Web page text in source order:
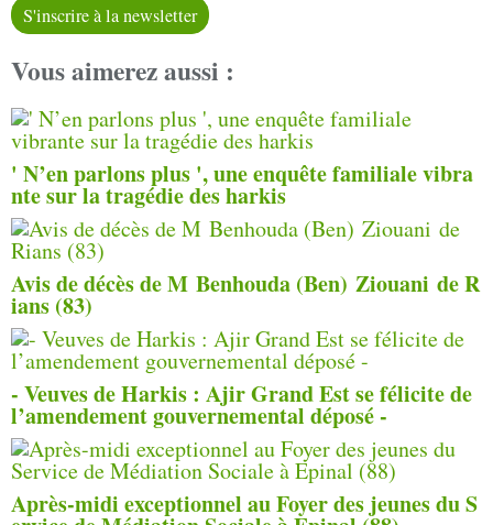
S'inscrire à la newsletter
Vous aimerez aussi :
' N’en parlons plus ', une enquête familiale vibra
nte sur la tragédie des harkis
Avis de décès de M Benhouda (Ben) Ziouani de R
ians (83)
- Veuves de Harkis : Ajir Grand Est se félicite de
l’amendement gouvernemental déposé -
Après-midi exceptionnel au Foyer des jeunes du S